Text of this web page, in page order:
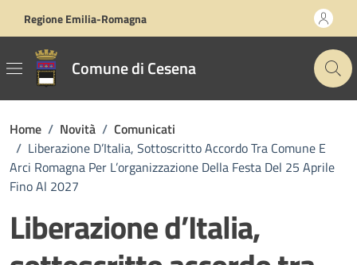
Regione Emilia-Romagna
Comune di Cesena
Home / Novità / Comunicati
/ Liberazione D’Italia, Sottoscritto Accordo Tra Comune E
Arci Romagna Per L’organizzazione Della Festa Del 25 Aprile
Fino Al 2027
Liberazione d’Italia,